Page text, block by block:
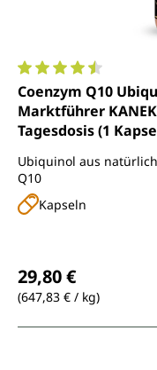
Durchschnittliche
Coenzym Q10
Marktführer
Tagesdosis (1
Ubiquinol aus
Q10
Kapseln
29,80 €
(647,83 € / kg)